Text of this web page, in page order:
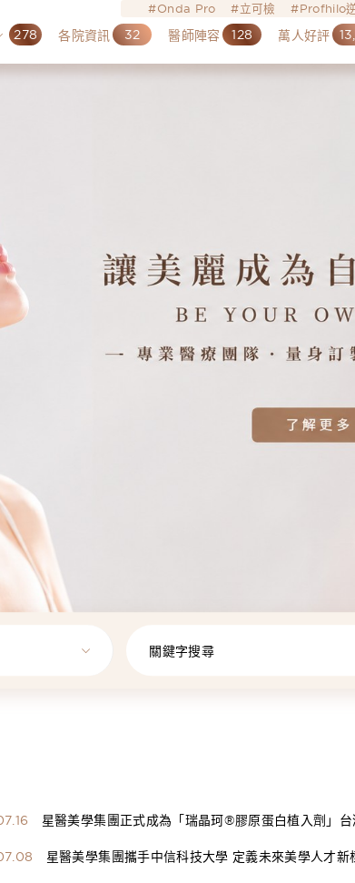
Onda Pro 立可檢 Profhilo
278 各院資訊 32 醫師陣容 128 萬人好評
關鍵字搜尋
星醫美學集團正式成為「瑞晶珂®膠原蛋白植入劑」
星醫美學集團攜手中信科技大學 定義未來美學人才新